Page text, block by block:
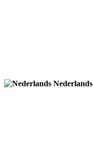
Nederlands